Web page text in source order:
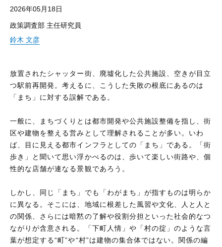
2026年05月18日
政策調査部 主任研究員
鈴木 文彦
放置されたシャッター街、廃墟化した公共施設、空きが目立
つ駅前再開発。考えるに、こうした失敗の根底にあるのは
「まち」に対する誤解である。
一般に、まちづくりとは都市開発や公共施設整備を指し、街
区や建物を整える営みとして理解されることが多い。いわ
ば、目に見える都市インフラとしての「まち」である。「街
歩き」と聞いて思い浮かべるのは、歩いて楽しい街路や、個
性的な店舗が連なる景観であろう。
しかし、同じ「まち」でも「わがまち」が指すものは明らか
に異なる。そこには、地域に根差した風習や文化、人と人と
の関係、さらには暗黙の了解や役割分担といった社会的なつ
ながりが含意される。「下町人情」や「村の掟」のような言
葉が想定する“町”や“村”は建物の集合体ではない。関係の編